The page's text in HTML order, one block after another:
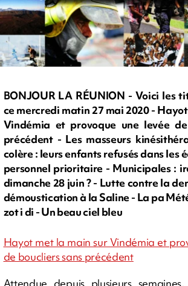
BONJOUR LA RÉUNION - Voici les
ce mercredi matin 27 mai 2020 -
Vindémia et provoque une levée
précédent - Les masseurs
colère : leurs enfants refusés dans les
personnel prioritaire - Municipales :
dimanche 28 juin ? - Lutte contre la
démoustication à la Saline - La pa
zot i di - Un beau ciel bleu
Hayot met la main sur Vindémia et
de boucliers sans précédent
Attendue depuis plusieurs